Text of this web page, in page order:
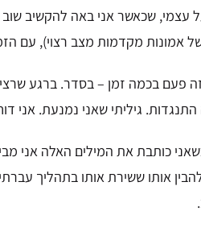
עצמי, שכאשר אני באה להקשיב שוב
אמונות מקדמות מצב רצוי), עם
פעם בכמה זמן – בסדר. ברגע
גיליתי שאני נמנעת. אני
כותבת את המילים האלה אני
אותו ששירת אותו בתהליך